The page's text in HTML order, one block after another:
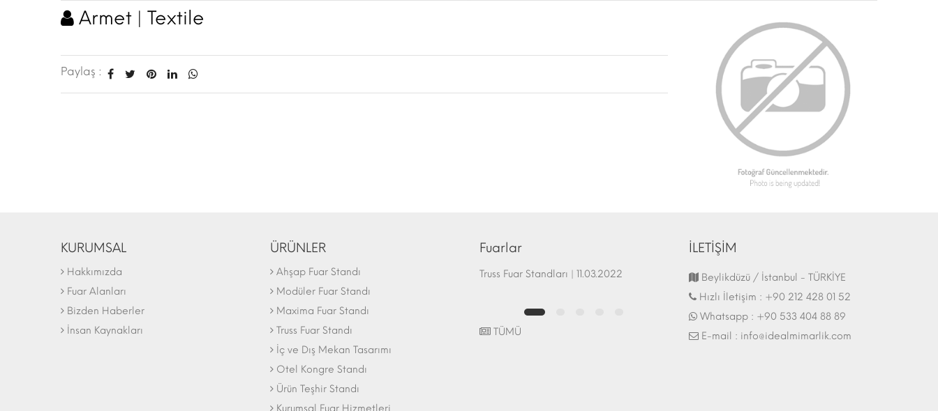
Armet | Textile
Paylaş :
KURUMSAL
Hakkımızda
Fuar Alanları
Bizden Haberler
İnsan Kaynakları
ÜRÜNLER
Ahşap Fuar Standı
Modüler Fuar Standı
Maxima Fuar Standı
Truss Fuar Standı
İç ve Dış Mekan Tasarımı
Otel Kongre Standı
Ürün Teşhir Standı
Kurumsal Fuar Hizmetleri
Fuarlar
Truss Fuar Standları | 11.03.2022 Fuar Stand | 07.10.2017
TÜMÜ
İLETİŞİM
Beylikdüzü / İstanbul - TÜRKİYE
Hızlı İletişim : +90 212 428 01 52
Whatsapp : +90 533 404 88 89
E-mail : info@idealmimarlik.com